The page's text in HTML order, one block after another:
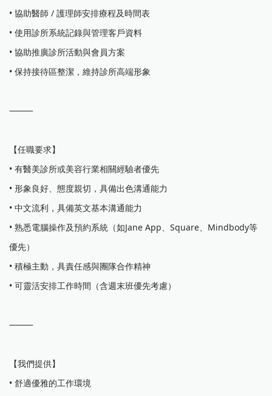
• 協助醫師 / 護理師安排療程及時間表
• 使用診所系統記錄與管理客戶資料
• 協助推廣診所活動與會員方案
• 保持接待區整潔，維持診所高端形象
⸻
【任職要求】
• 有醫美診所或美容行業相關經驗者優先
• 形象良好、態度親切，具備出色溝通能力
• 中文流利，具備英文基本溝通能力
• 熟悉電腦操作及預約系統（如Jane App、Square、Mindbody等
優先）
• 積極主動，具責任感與團隊合作精神
• 可靈活安排工作時間（含週末班優先考慮）
⸻
【我們提供】
• 舒適優雅的工作環境